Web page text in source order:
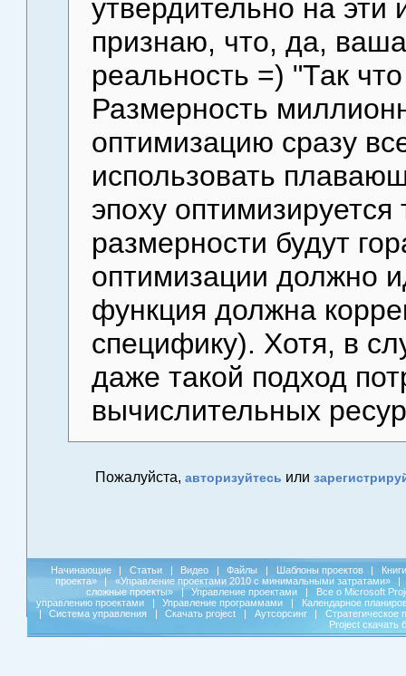
утвердительно на эти
признаю, что, да,
реальность =) "Так
Размерность
оптимизацию сразу
использовать
эпоху
размерности будут
оптимизации должно
функция должна
специфику). Хотя, в
даже такой подход
вычислительных
Пожалуйста, авторизуйтесь или
Начинающие Статьи Видео Файлы Шаблоны проектов
Книги
проекта»
«Управление проектами 2010 с минимальными затратами»
сложные проекты»
| Управление проектами
Все о Microsoft
управлению проектами
Управление программами
Календарное
Система управления Скачать project Аутсорсинг
Стратегическое
Project скачать